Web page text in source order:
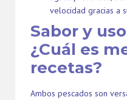
velocidad gracias a
Sabor y
¿Cuál es
recetas?
Ambos pescados son